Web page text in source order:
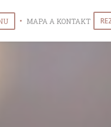
((OTEVŘE SE V NOVÉM
MAPA A KONTAKT